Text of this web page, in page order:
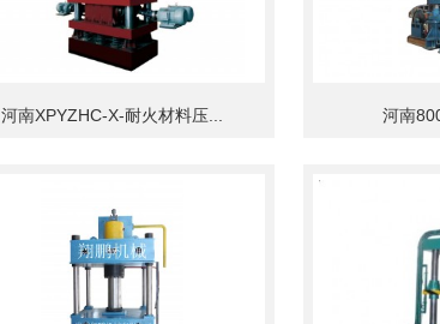
河南XPYZHC-X-耐火材料压... 河南